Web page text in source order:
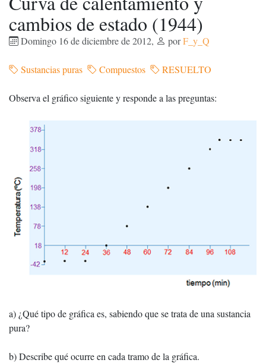
cambios de estado (1944)
Domingo 16 de diciembre de 2012, porF_y_Q
Sustancias puras Compuestos RESUELTO
Observa el gráfico siguiente y responde a las preguntas:
a) ¿Qué tipo de gráfica es, sabiendo que se trata de una sustancia
pura?
b) Describe qué ocurre en cada tramo de la gráfica.